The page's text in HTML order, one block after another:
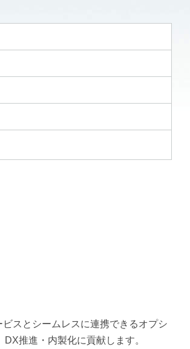
スとシームレスに連携できるオプシ
推進・内製化に貢献します。